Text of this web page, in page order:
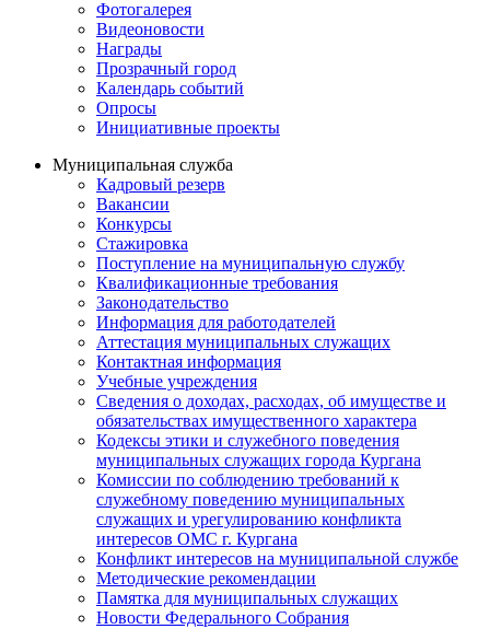
Фотогалерея
Видеоновости
Награды
Прозрачный город
Календарь событий
Опросы
Инициативные проекты
Муниципальная служба
Кадровый резерв
Вакансии
Конкурсы
Стажировка
Поступление на муниципальную службу
Квалификационные требования
Законодательство
Информация для работодателей
Аттестация муниципальных служащих
Контактная информация
Учебные учреждения
Сведения о доходах, расходах, об имуществе и
обязательствах имущественного характера
Кодексы этики и служебного поведения
муниципальных служащих города Кургана
Комиссии по соблюдению требований к
служебному поведению муниципальных
служащих и урегулированию конфликта
интересов ОМС г. Кургана
Конфликт интересов на муниципальной службе
Методические рекомендации
Памятка для муниципальных служащих
Новости Федерального Cобрания